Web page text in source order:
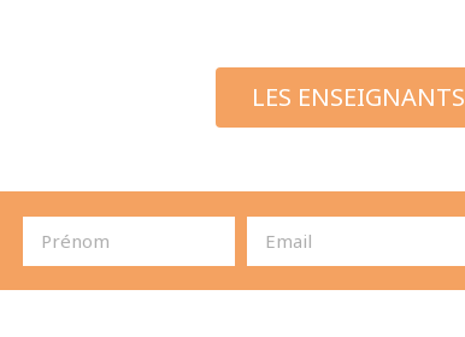
LES ENSEIGNANTS